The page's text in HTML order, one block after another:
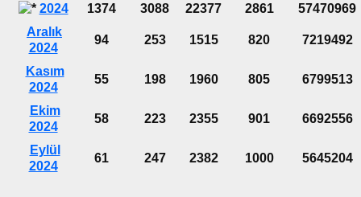
2024 1374 3088 22377 2861
57470969
Aralık
2024
94 253 1515 820 7219492
Kasım
2024
55 198 1960 805 6799513
Ekim
2024
58 223 2355 901 6692556
Eylül
2024
61 247 2382 1000 5645204